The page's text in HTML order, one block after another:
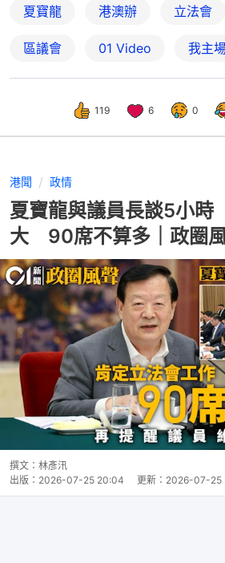
夏寶龍 港澳辦 立法會
區議會 01 Video 我主
119 6 0
港聞 政情
夏寶龍與議員長談5小
大 90席不算多｜政圈
撰文： 林彥汛
出版： 2026-07-25 20:04 更新： 2026-07-25